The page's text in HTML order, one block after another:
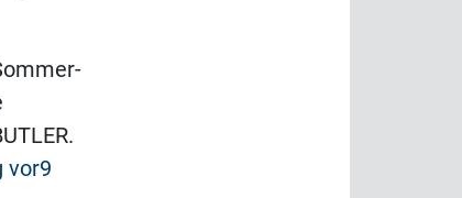
vor9